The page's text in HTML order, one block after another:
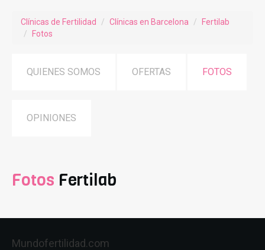
Clínicas de Fertilidad Clínicas en Barcelona
Fertilab
Fotos
QUIENES SOMOS OFERTAS FOTOS
OPINIONES
Fotos Fertilab
Mundofertilidad.com